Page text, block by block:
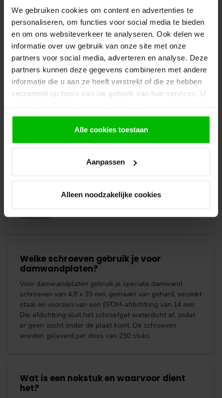
We gebruiken cookies om content en advertenties te
personaliseren, om functies voor social media te bieden
en om ons websiteverkeer te analyseren. Ook delen we
informatie over uw gebruik van onze site met onze
partners voor social media, adverteren en analyse. Deze
partners kunnen deze gegevens combineren met andere
informatie die u aan ze heeft verstrekt of die ze hebben
verzameld op basis van uw gebruik van hun services. U
gebruiken.
Alle cookies toestaan
Aanpassen
Alleen noodzakelijke cookies
Damwandplaat S18 (18 mm, sinusprofiel)
Damwandplaat T18(18 mm)
Damwandplaat T35(35 mm)
Damwandplaat T45
(45 mm)
Veelgestelde vragen over damwand
accessoires
voor damwandplaten.
Welke accessoires heb je nodig voor
je damwand schroeven nodig om de platen te
en de windveren werken de zijkanten en dakranden af.
leverbaar.
Welke schroeven gebruik je voor
damwandplaten?
Voor damwandplaten gebruik je speciale damwand
schroeven van 4,8 x 35 mm, gemaakt van gehard, verzinkt
staal en voorzien van een EPDM-afdichtring van 14 mm.
Die afdichtring sluit het schroefgat waterdicht af, zodat
er geen vocht onder de plaat komt. De schroeven
worden geleverd per doos van 250 stuks.
Wat is een nokstuk en waarvoor dient
het?